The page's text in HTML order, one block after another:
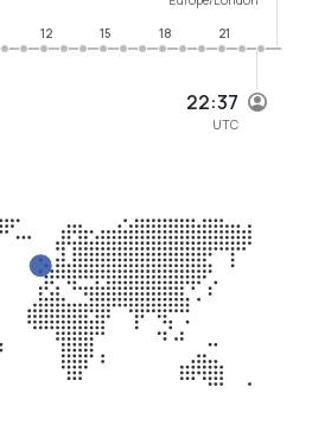
22:37
UTC
12 15 18 21